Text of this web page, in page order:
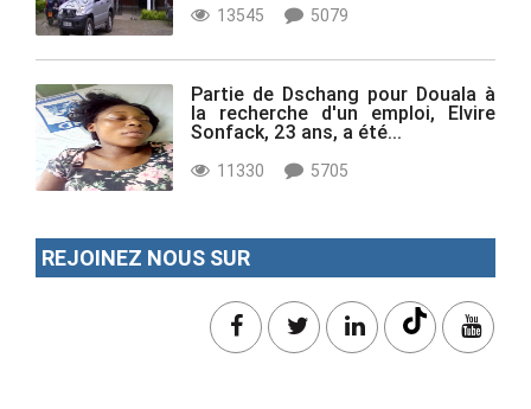
13545 5079
Partie de Dschang pour Douala à
la recherche d'un emploi, Elvire
Sonfack, 23 ans, a été...
11330 5705
REJOINEZ NOUS SUR